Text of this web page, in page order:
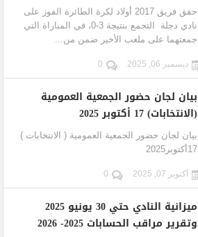
حقق فريق 2017 أولاد لكرة الطائرة الفوز على
نادي دجلة التجمع بنتيجة 3-0، في المباراة التي
جمعتهما على ملعب الأخير ضمن من...
ديسمبر 06, 2025 0
بيان لجان حضور الجمعية العمومية
(الانتخابات) 17 أكتوبر 2025
بيان لجان حضور الجمعية العمومية ( الانتخابات )
17أكتوبر2025
أكتوبر 07, 2025 0
ميزانية النادي حتي 30 يونيو 2025
وتقرير مراقب الحسابات 2025- 2026